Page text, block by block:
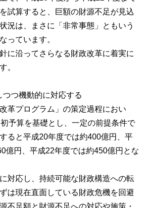
試算すると、巨額の財源不足が見込
況は、まさに「非常事態」ともいう
っています。
に沿ってさらなる財政改革に着実に
。
つつ機動的に対応する
革プログラム」の策定過程におい
予算を基礎とし、一定の前提条件で
ると平成20年度では約400億円、平
億円、平成22年度では約450億円とな
対応し、持続可能な財政構造への転
は現在直面している財政危機を回避
不足額と財源不足への対応や施策・